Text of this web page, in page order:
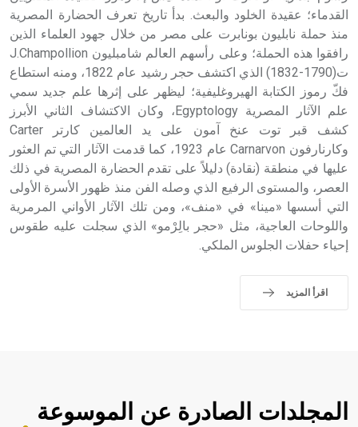
القدماء؛ عقيدة الخلود والبعث. بدأ تاريخ تعرف الحضارة المصرية
منذ حملة نابليون بونابرت على مصر من خلال جهود العلماء الذين
رافقوا هذه الحملة؛ وعلى رأسهم العالم شامبليون J.Champollion
ت(1790-1832) الذي اكتشف حجر رشيد عام 1822، ومنه استطاع
فكّ رموز الكتابة الهيروغليفية؛ ليظهر على إثرها علم جديد سمي
علم الآثار المصرية Egyptology، وكان الاكتشاف الثاني الأبرز
كشف قبر توت عنخ آمون على يد العالمين كارتر Carter
وكارنارفون Carnarvon عام 1923، كما قدمت الآثار التي تم العثور
عليها في منطقة (نقادة) دليلاً على تقدم الحضارة المصرية في ذلك
العصر، والمستوى الرفيع الذي وصله الفن منذ ظهور الأسرة الأولى
التي أسسها «مينا» في «منف»، ومن تلك الآثار الأواني المرمرية
واللوحات العاجية، مثل «حجر بالِرْمو» الذي سجلت عليه طقوس
إحياء حفلات الجلوس الملكي.
اقرأ المزيد
المجلدات الصادرة عن الموسوعة